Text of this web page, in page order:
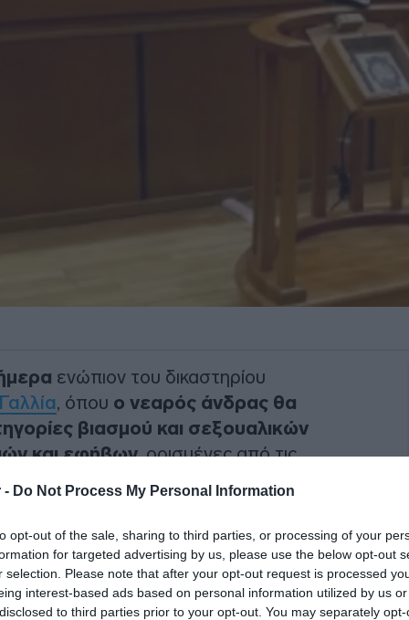
- Do Not Process My Personal Information
opt-out of the sale, sharing to third parties, or processing of your
for targeted advertising by us, please use the below opt-out
selection. Please note that after your opt-out request is processed
interest-based ads based on personal information utilized by us
to third parties prior to your opt-out. You may separately
ενώπιον του δικαστηρίου
Γαλλία, όπου ο νεαρός άνδρας θα
βιασμού και σεξουαλικών
και εφήβων,ορισμένες από τις
πρώτο από αυτά τα φερόμενα
έξι ετών.
ήταν ακόμα ανήλικος κατά τη
σε διάφορες τοποθεσίες στη
Ιανουαρίου 2013 και Οκτωβρίου